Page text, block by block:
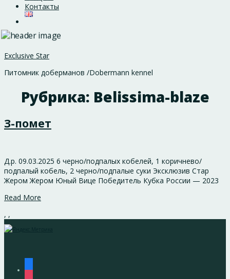
Контакты
Exclusive Star
Питомник доберманов /Dobermann kennel
Рубрика: Belissima-blaze
З-помет
Д.р. 09.03.2025 6 черно/подпалых кобелей, 1 коричнево/
подпалый кобель, 2 черно/подпалые суки Эксклюзив Стар
Жером Жером Юный Вице Победитель Кубка России — 2023
Read More
, ,